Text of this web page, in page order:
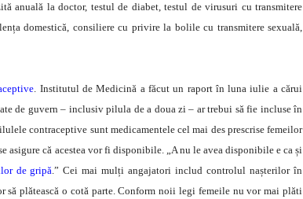
anuală la doctor, testul de diabet, testul de virusuri cu transmitere
domestică, consiliere cu privire la bolile cu transmitere sexuală,
. Institutul de Medicină a făcut un raport în luna iulie a cărui
de guvern – inclusiv pilula de a doua zi – ar trebui să fie incluse în
contraceptive sunt medicamentele cel mai des prescrise femeilor
asigure că acestea vor fi disponibile. „A nu le avea disponibile e ca și
de gripă.” Cei mai mulți angajatori includ controlul nașterilor în
să plătească o cotă parte. Conform noii legi femeile nu vor mai plăti